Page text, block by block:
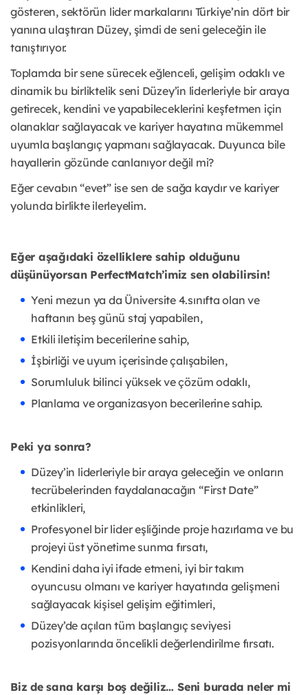
gösteren, sektörün lider markalarını Türkiye’nin dört bir
yanına ulaştıran Düzey, şimdi de seni geleceğin ile
tanıştırıyor.
Toplamda bir sene sürecek eğlenceli, gelişim odaklı ve
dinamik bu birliktelik seni Düzey’in liderleriyle bir araya
getirecek, kendini ve yapabileceklerini keşfetmen için
olanaklar sağlayacak ve kariyer hayatına mükemmel
uyumla başlangıç yapmanı sağlayacak. Duyunca bile
hayallerin gözünde canlanıyor değil mi?
Eğer cevabın “evet” ise sen de sağa kaydır ve kariyer
yolunda birlikte ilerleyelim.
Eğer aşağıdaki özelliklere sahip olduğunu
düşünüyorsan PerfectMatch’imiz sen olabilirsin!
Yeni mezun ya da Üniversite 4.sınıfta olan ve
haftanın beş günü staj yapabilen,
Etkili iletişim becerilerine sahip,
İşbirliği ve uyum içerisinde çalışabilen,
Sorumluluk bilinci yüksek ve çözüm odaklı,
Planlama ve organizasyon becerilerine sahip.
Peki ya sonra?
Düzey’in liderleriyle bir araya geleceğin ve onların
tecrübelerinden faydalanacağın “First Date”
etkinlikleri,
Profesyonel bir lider eşliğinde proje hazırlama ve bu
projeyi üst yönetime sunma fırsatı,
Kendini daha iyi ifade etmeni, iyi bir takım
oyuncusu olmanı ve kariyer hayatında gelişmeni
sağlayacak kişisel gelişim eğitimleri,
Düzey’de açılan tüm başlangıç seviyesi
pozisyonlarında öncelikli değerlendirilme fırsatı.
Biz de sana karşı boş değiliz… Seni burada neler mi